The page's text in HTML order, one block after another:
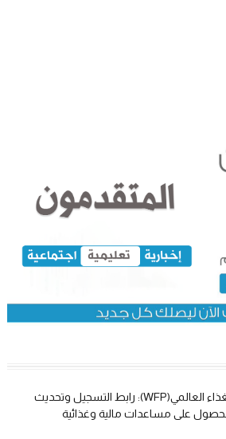
برنامج الغذاء العالمي(WFP): رابط التسجيل وتحديث
للحصول على مساعدات مالية وغذائية